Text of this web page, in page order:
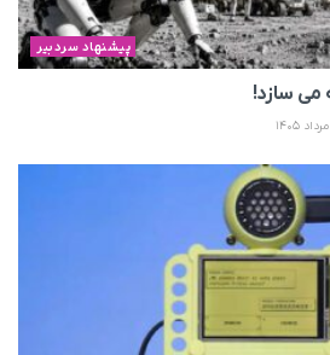
پیشنهاد سردبیر
می سازد!